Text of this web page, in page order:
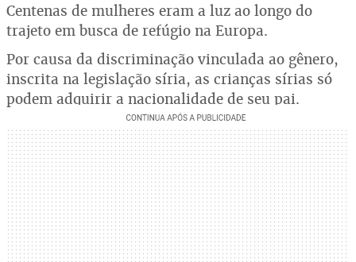
Centenas de mulheres eram a luz ao longo do
trajeto em busca de refúgio na Europa.
Por causa da discriminação vinculada ao gênero,
inscrita na legislação síria, as crianças sírias só
podem adquirir a nacionalidade de seu pai.